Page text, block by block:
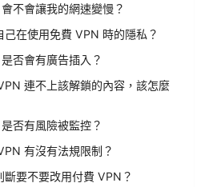
不會讓我的網速變慢？
己在使用免費 VPN 時的隱私？
否會有廣告插入？
連不上該解鎖的內容，該怎麼
否有風險被監控？
有沒有法規限制？
斷要不要改用付費 VPN？